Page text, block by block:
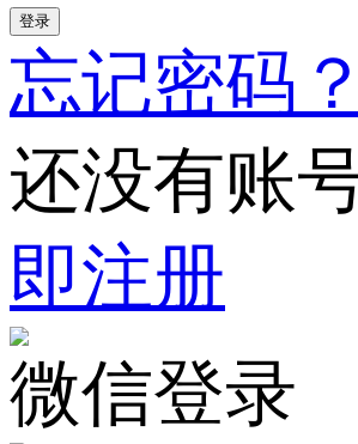
登录
忘记密码？
还没有账
即注册
微信登录